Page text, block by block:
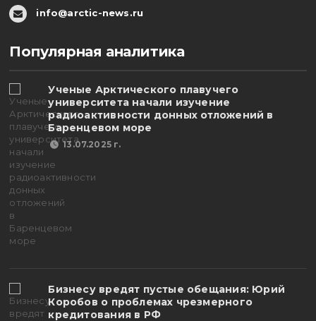
info@arctic-news.ru
Популярная аналитика
Ученые Арктического плавучего
университета начали изучение
радиоактивности донных отложений в
Баренцевом море
13.07.2025 г.
Бизнесу вредят пустые обещания: Юрий
Коробов о проблемах чрезмерного
кредитования в РФ